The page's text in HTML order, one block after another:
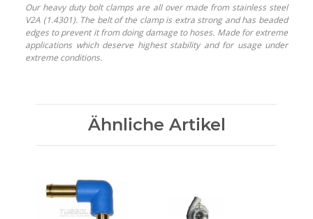
Our heavy duty bolt clamps are all over made from stainless steel
V2A (1.4301). The belt of the clamp is extra strong and has beaded
edges to prevent it from doing damage to hoses. Made for extreme
applications which deserve highest stability and for usage under
extreme conditions.
Ähnliche Artikel